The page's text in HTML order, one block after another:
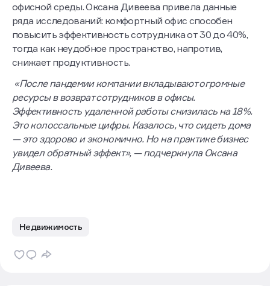
офисной среды. Оксана Дивеева привела данные
ряда исследований: комфортный офис способен
повысить эффективность сотрудника от 30 до 40%,
тогда как неудобное пространство, напротив,
снижает продуктивность.
«После пандемии компании вкладывают огромные
ресурсы в возврат сотрудников в офисы.
Эффективность удаленной работы снизилась на 18%.
Это колоссальные цифры. Казалось, что сидеть дома
— это здорово и экономично. Но на практике бизнес
увидел обратный эффект», — подчеркнула Оксана
Дивеева.
Недвижимость